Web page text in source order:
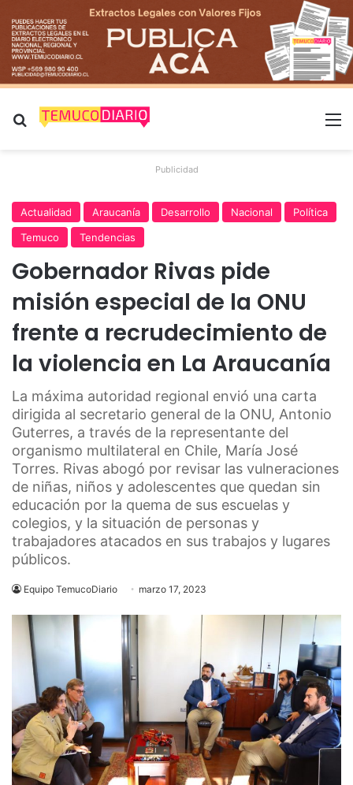
Buscar por
Publicidad
Actualidad Araucanía Desarrollo Nacional
Política
Temuco
Tendencias
Gobernador Rivas pide
misión especial de la ONU
frente a recrudecimiento de
la violencia en La Araucanía
La máxima autoridad regional envió una carta
dirigida al secretario general de la ONU, Antonio
Guterres, a través de la representante del
organismo multilateral en Chile, María José
Torres. Rivas abogó por revisar las vulneraciones
de niñas, niños y adolescentes que quedan sin
educación por la quema de sus escuelas y
colegios, y la situación de personas y
trabajadores atacados en sus trabajos y lugares
públicos.
Equipo TemucoDiario marzo 17, 2023